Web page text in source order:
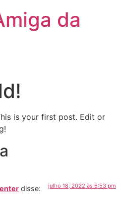
da
is your first post. Edit or
disse: julho 18, 2022 às 6:53 pm